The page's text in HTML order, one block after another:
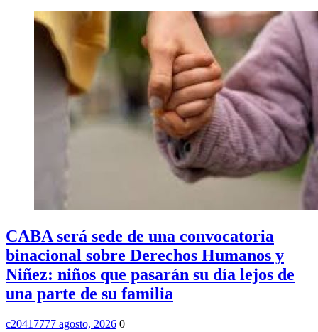
CABA será sede de una convocatoria
binacional sobre Derechos Humanos y
Niñez: niños que pasarán su día lejos de
una parte de su familia
c20417777 agosto, 2026 0